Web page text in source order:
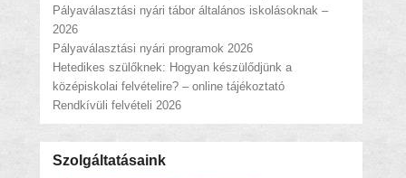
Pályaválasztási nyári tábor általános iskolásoknak –
2026
Pályaválasztási nyári programok 2026
Hetedikes szülőknek: Hogyan készülődjünk a
középiskolai felvételire? – online tájékoztató
Rendkívüli felvételi 2026
Szolgáltatásaink